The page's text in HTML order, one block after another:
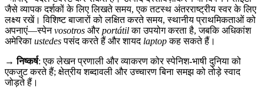
जैसे व्यापक दर्शकों के लिए लिखते समय, एक तटस्थ अंतरराष्ट्रीय स्वर के लिए
लक्ष्य रखें। विशिष्ट बाजारों को लक्षित करते समय, स्थानीय प्राथमिकताओं को
अपनाएं—स्पेनvosotros औरportátilका उपयोग करता है, जबकि अधिकांश
अमेरिका ustedesपसंद करते हैं और शायद laptopकह सकते हैं।
→निष्कर्ष: एक लेखन प्रणाली और व्याकरण कोर स्पेनिश-भाषी दुनिया को
एकजुट करते हैं; क्षेत्रीय शब्दावली और उच्चारण बिना समझ को तोड़े स्वाद
जोड़ते हैं।